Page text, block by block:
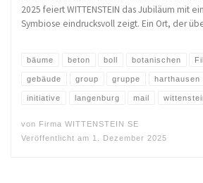
2025 feiert WITTENSTEIN das Jubiläum mit
Symbiose eindrucksvoll zeigt. Ein Ort, der
bäume beton boll botanischen
gebäude group gruppe harthausen
initiative langenburg mail
von Firma WITTENSTEIN SE
Veröffentlicht am 1. Dezember 2025